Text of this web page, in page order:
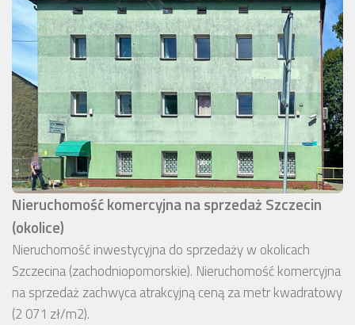
Nieruchomość komercyjna na sprzedaż Szczecin
(okolice)
Nieruchomość inwestycyjna do sprzedaży w okolicach
Szczecina (zachodniopomorskie). Nieruchomość komercyjna
na sprzedaż zachwyca atrakcyjną ceną za metr kwadratowy
(2 071 zł/m2).